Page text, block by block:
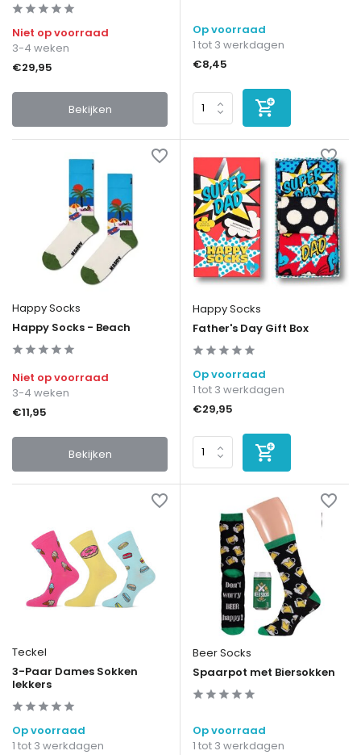
Niet op voorraad
3-4 weken
€29,95
Bekijken
Op voorraad
1 tot 3 werkdagen
€8,45
Happy Socks
Happy Socks - Beach
Niet op voorraad
3-4 weken
€11,95
Bekijken
Happy Socks
Father's Day Gift Box
Op voorraad
1 tot 3 werkdagen
€29,95
Teckel
3-Paar Dames Sokken
lekkers
Op voorraad
1 tot 3 werkdagen
Beer Socks
Spaarpot met Biersokken
Op voorraad
1 tot 3 werkdagen